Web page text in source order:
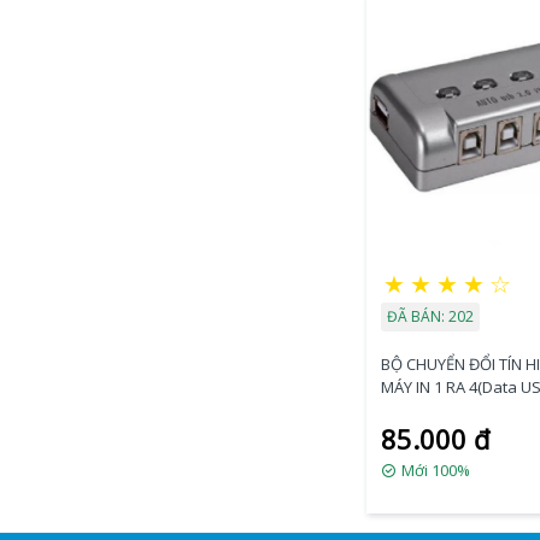
★ ★ ★ ★ ☆
ĐÃ BÁN: 202
BỘ CHUYỂN ĐỔI TÍN
MÁY IN 1 RA 4(Data
85.000 đ
Mới 100%